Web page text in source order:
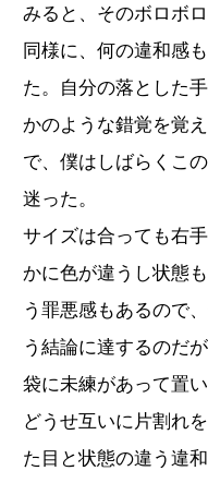
みると、そのボロボ
同様に、何の違和感
た。自分の落とした
かのような錯覚を覚
で、僕はしばらくこ
迷った。
サイズは合っても右
かに色が違うし状態
う罪悪感もあるので
う結論に達するのだ
袋に未練があって置
どうせ互いに片割れ
た目と状態の違う違